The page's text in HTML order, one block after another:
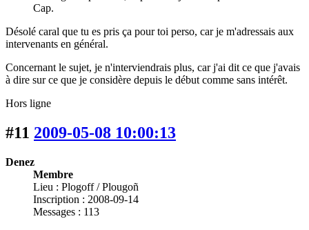
Cap.
Désolé caral que tu es pris ça pour toi perso, car je m'adressais aux
intervenants en général.
Concernant le sujet, je n'interviendrais plus, car j'ai dit ce que j'avais
à dire sur ce que je considère depuis le début comme sans intérêt.
Hors ligne
#11 2009-05-08 10:00:13
Denez
Membre
Lieu : Plogoff / Plougoñ
Inscription : 2008-09-14
Messages : 113